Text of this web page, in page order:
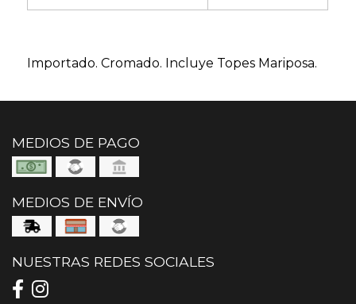
Importado. Cromado. Incluye Topes Mariposa.
MEDIOS DE PAGO
MEDIOS DE ENVÍO
NUESTRAS REDES SOCIALES